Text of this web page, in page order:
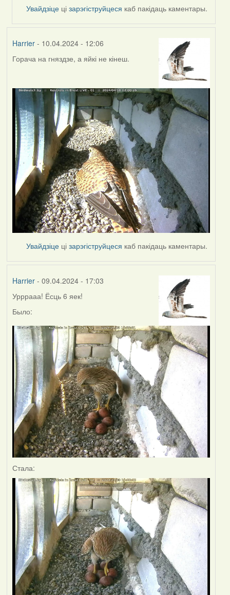
SaMANdaS
Увайдзіце цізарэгіструйцеся каб пакідаць каментары.
Harrier- 10.04.2024 - 12:06
Горача на гняздзе, а яйкі не кінеш.
Увайдзіце цізарэгіструйцеся каб пакідаць каментары.
Harrier- 09.04.2024 - 17:03
Урррааа! Ёсць 6 яек!
Было:
Стала: